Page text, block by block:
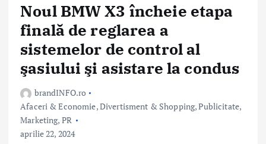
Noul BMW X3 încheie etapa
finală de reglarea a
sistemelor de control al
şasiului şi asistare la condus
brandINFO.ro
Afaceri & Economie,Divertisment & Shopping,Publicitate,
Marketing, PR
aprilie 22, 2024